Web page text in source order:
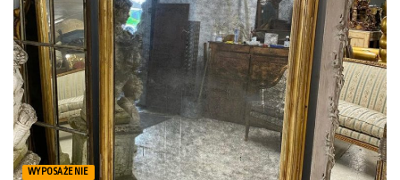
WYPOSAŻENIE